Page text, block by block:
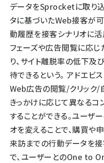
データをSprocketに取り
タに基づいたWeb接客が
動履歴を接客シナリオに活
フェーズや広告閲覧に応
り、サイト離脱率の低下及
待できるという。 アドエビ
Web広告の閲覧/クリック/
きっかけに応じて異なるコ
することができる。ユーザ
オを変えることで、購買や
来訪までの行動データを
で、ユーザーとのOne to